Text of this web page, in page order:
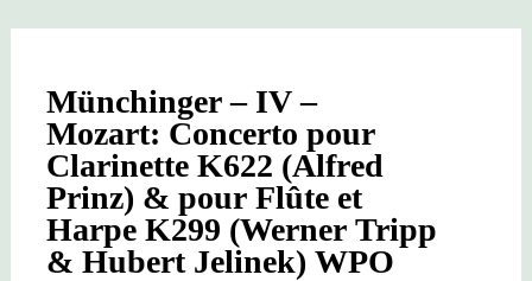
WPO
Münchinger – IV –
Mozart: Concerto pour
Clarinette K622 (Alfred
Prinz) & pour Flûte et
Harpe K299 (Werner Tripp
& Hubert Jelinek) WPO